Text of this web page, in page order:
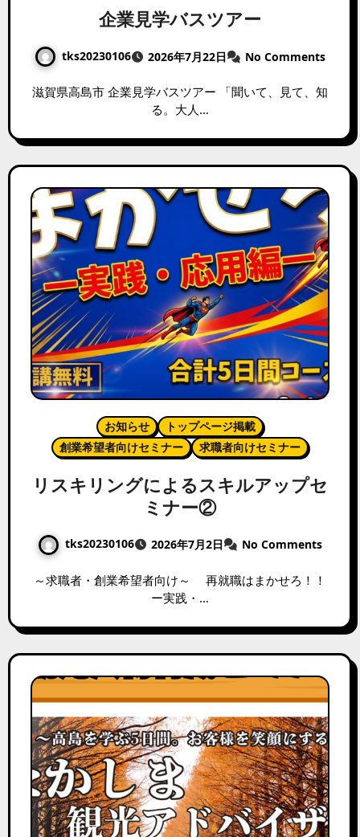
企業見学バスツアー
tks20230106 2026年7月22日 No Comments
滋賀県高島市 企業見学バスツアー 「聞いて、見て、知
る。大人…
お知らせ
トップページ掲載
創業希望者向けセミナー
求職者向けセミナー
リスキリングによるスキルアップセ
ミナー②
tks20230106 2026年7月2日 No Comments
～求職者・創業希望者向け～ 再就職はまかせろ！！
ー実践・…